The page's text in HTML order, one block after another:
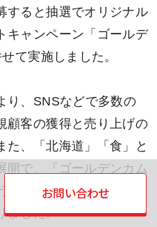
すると抽選でオリジナル
キャンペーン「ゴールデ
て実施しました。
り、SNSなどで多数の
顧客の獲得と売り上げの
た、「北海道」「食」と
開で、『ゴールデンカム
シックファンの双方か
ました。
お問い合わせ